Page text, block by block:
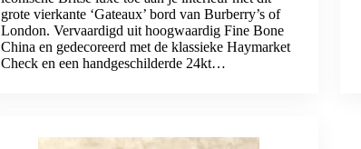
grote vierkante ‘Gateaux’ bord van Burberry’s of
London. Vervaardigd uit hoogwaardig Fine Bone
China en gedecoreerd met de klassieke Haymarket
Check en een handgeschilderde 24kt…